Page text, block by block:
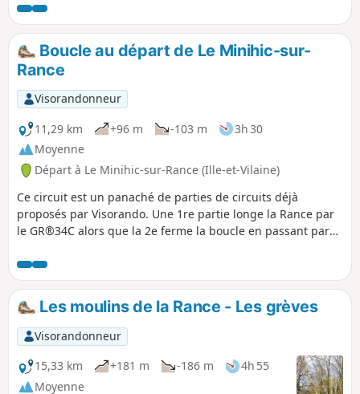
Un retour par les chemins creux et le vallon ombragé de
Saint-Buc nous ramène à la Chapelle Sainte-Anne datant de
1631. Très aéré et ombragé en été, très lumineux et dégagé
en début de printemps. Marée haute, marée basse : vous
ne voyez jamais le même paysage.
Boucle au départ de Le Minihic-sur-
Rance
Visorandonneur
11,29 km
+96 m -103 m
3h 30
Moyenne
Départ à Le Minihic-sur-Rance (Ille-et-Vilaine)
Ce circuit est un panaché de parties de circuits déjà
proposés par Visorando. Une 1re partie longe la Rance par
le GR®34C alors que la 2e ferme la boucle en passant par
couverts en sous-bois. Cette boucle passe, à mi-chemin par
Langrolay-sur-Rance où une petite pause peut se faire à un
très sympathique bar.
Les moulins de la Rance - Les grèves
Visorandonneur
15,33 km
+181 m -186 m
4h 55
Moyenne